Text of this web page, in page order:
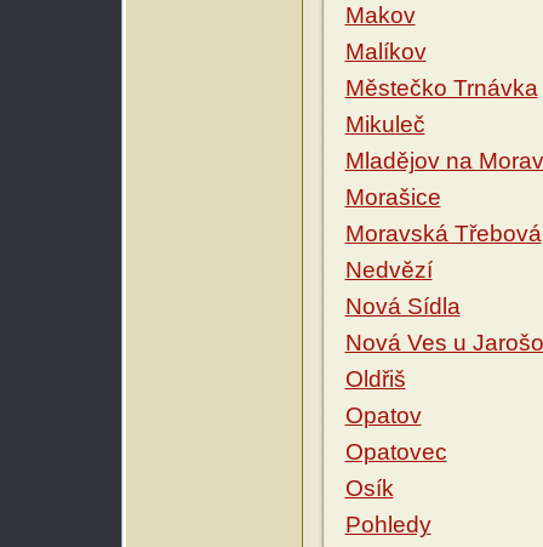
Makov
Malíkov
Městečko Trnávka
Mikuleč
Mladějov na
Morašice
Moravská Třebová
Nedvězí
Nová Sídla
Nová Ves u
Oldřiš
Opatov
Opatovec
Osík
Pohledy